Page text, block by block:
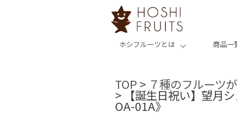
ホシフルーツとは 商品一
TOP ７種のフルーツ
【誕生日祝い】望
OA-01A》